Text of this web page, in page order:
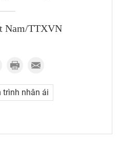
Nam/TTXVN
trình nhân ái